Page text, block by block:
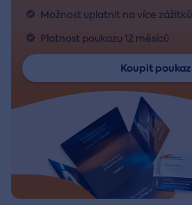
Možnost uplatnit na více zážitků
Platnost poukazu 12 měsíců
Koupit poukaz